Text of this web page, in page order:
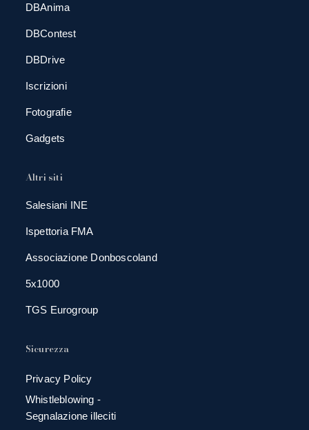
DBAnima
DBContest
DBDrive
Iscrizioni
Fotografie
Gadgets
Altri siti
Salesiani INE
Ispettoria FMA
Associazione Donboscoland
5x1000
TGS Eurogroup
Sicurezza
Privacy Policy
Whistleblowing -
Segnalazione illeciti